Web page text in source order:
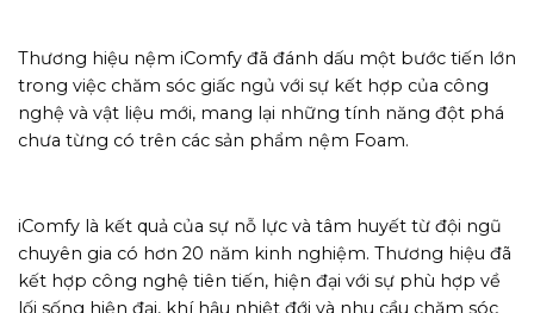
Thương hiệu nệm iComfy đã đánh dấu một bước tiến lớn
trong việc chăm sóc giấc ngủ với sự kết hợp của công
nghệ và vật liệu mới, mang lại những tính năng đột phá
chưa từng có trên các sản phẩm nệm Foam.
iComfy là kết quả của sự nỗ lực và tâm huyết từ đội ngũ
chuyên gia có hơn 20 năm kinh nghiệm. Thương hiệu đã
kết hợp công nghệ tiên tiến, hiện đại với sự phù hợp về
lối sống hiện đại, khí hậu nhiệt đới và nhu cầu chăm sóc